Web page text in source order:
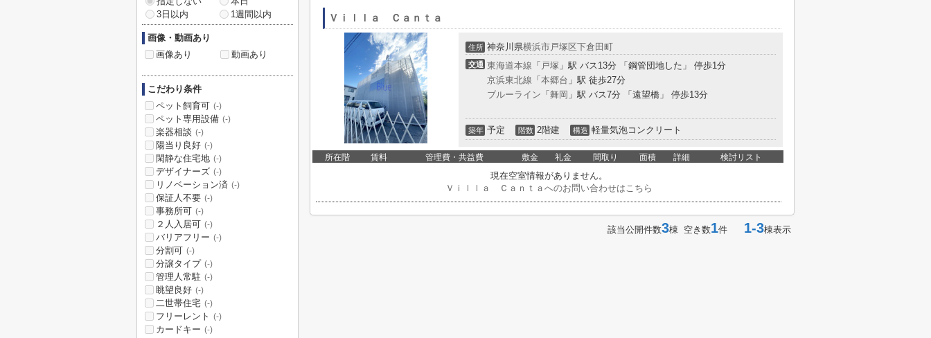
Ｖｉｌｌａ Ｃａｎｔａ
住所 神奈川県横浜市戸塚区下倉田町
交通 東海道本線 「 戸塚 」駅 バス13分 「鋼管団地した」 停歩1分
京浜東北線 「 本郷台 」駅 徒歩27分
ブルーライン 「 舞岡 」駅 バス7分 「遠望橋」 停歩13分
築年 予定 階数 2階建 構造 軽量気泡コンクリート
所在階 賃料 管理費・共益費 敷金 礼金 間取り 面積 詳細 検討リスト
現在空室情報がありません。
Ｖｉｌｌａ Ｃａｎｔａへのお問い合わせはこちら
該当公開件数3棟 空き数1件 1-3棟表示
3日以内
1週間以内
画像・動画あり
画像あり
動画あり
こだわり条件
ペット飼育可 (-)
ペット専用設備 (-)
楽器相談 (-)
陽当り良好 (-)
閑静な住宅地 (-)
デザイナーズ (-)
リノベーション済 (-)
保証人不要 (-)
事務所可 (-)
２人入居可 (-)
バリアフリー (-)
分割可 (-)
分譲タイプ (-)
管理人常駐 (-)
眺望良好 (-)
二世帯住宅 (-)
フリーレント (-)
カードキー (-)